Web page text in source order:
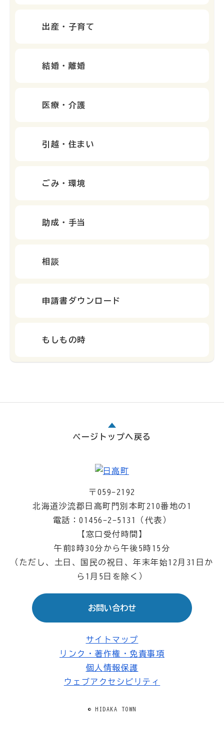
出産・子育て
結婚・離婚
医療・介護
引越・住まい
ごみ・環境
助成・手当
相談
申請書ダウンロード
もしもの時
ページトップへ戻る
〒059-2192
北海道沙流郡日高町門別本町210番地の1
電話：01456-2-5131（代表）
【窓口受付時間】
午前8時30分から午後5時15分
（ただし、土日、国民の祝日、年末年始12月31日か
ら1月5日を除く）
お問い合わせ
サイトマップ
リンク・著作権・免責事項
個人情報保護
ウェブアクセシビリティ
© HIDAKA TOWN